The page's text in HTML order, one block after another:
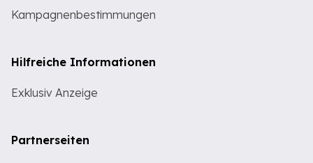
Kampagnenbestimmungen
Hilfreiche Informationen
Exklusiv Anzeige
Partnerseiten